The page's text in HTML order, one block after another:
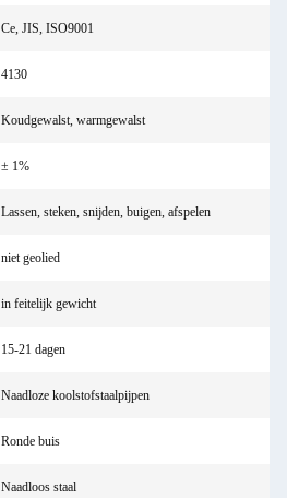
Ce, JIS, ISO9001
4130
Koudgewalst, warmgewalst
± 1%
Lassen, steken, snijden, buigen, afspelen
niet geolied
in feitelijk gewicht
15-21 dagen
Naadloze koolstofstaalpijpen
Ronde buis
Naadloos staal